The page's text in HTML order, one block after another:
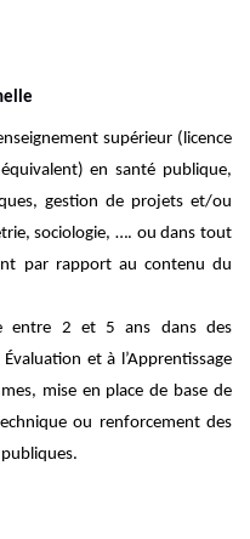
supérieur(licence
)ensanté publique,
gestion de projets et/ou
,sociologie,…. ou dans tout
par rapport au contenu du
entre 2 et 5 ans dans des
et à l’Apprentissage
mise en place de base de
ou renforcement des